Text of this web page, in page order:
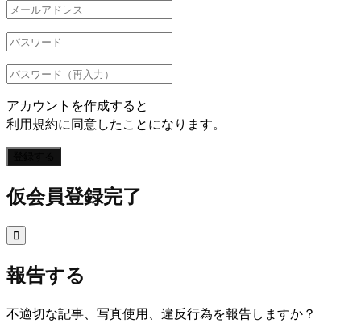
アカウントを作成すると
利用規約に同意したことになります。
仮会員登録完了

報告する
不適切な記事、写真使用、違反行為を報告しますか？